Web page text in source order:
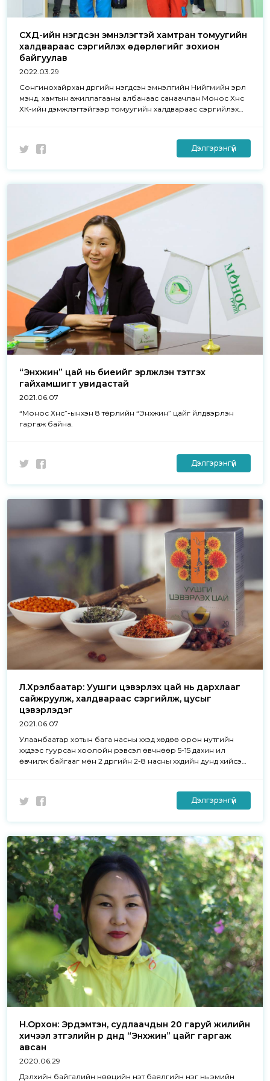
СХД-ийн нэгдсэн эмнэлэгтэй хамтран томуугийн
халдвараас сэргийлэх өдөрлөгийг зохион
байгуулав
2022.03.29
Сонгинохайрхан дүүргийн нэгдсэн эмнэлгийн Нийгмийн эрүүл
мэнд, хамтын ажиллагааны албанаас санаачлан Монос Хүнс
ХК-ийн дэмжлэгтэйгээр томуугийн халдвараас сэргийлэх
Дэлгэрэнгүй
“Энхжин” цай нь биеийг эрүүлжүүлэн тэтгэх
гайхамшигт увидастай
2021.06.07
“Монос Хүнс”-ынхэн 8 төрлийн “Энхжин” цайг үйлдвэрлэн
гаргаж байна.
Дэлгэрэнгүй
Л.Хүрэлбаатар: Уушги цэвэрлэх цай нь дархлааг
сайжруулж, халдвараас сэргийлж, цусыг
цэвэрлэдэг
2021.06.07
Улаанбаатар хотын бага насны хүүхэд хөдөө орон нутгийн
хүүхдээс гуурсан хоолойн үрэвсэл өвчнөөр 5-15 дахин илүү
өвчилж байгааг мөн 2 дүүргийн 2-8 насны хүүхдийн дунд хийсэн
Дэлгэрэнгүй
Н.Орхон: Эрдэмтэн, судлаачдын 20 гаруй жилийн
хичээл зүтгэлийн үр дүнд “Энхжин” цайг гаргаж
авсан
2020.06.29
Дэлхийн байгалийн нөөцийн үнэт баялгийн нэг нь эмийн